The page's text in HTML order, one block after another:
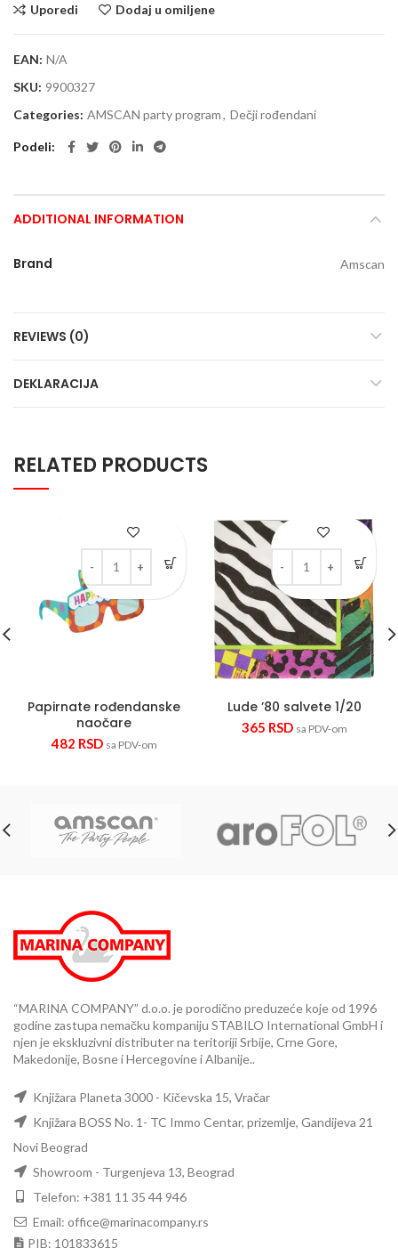
Uporedi Dodaj u omiljene
EAN: N/A
SKU: 9900327
Categories: AMSCAN party program, Dečji rođendani
Podeli
ADDITIONAL INFORMATION
Brand Amscan
REVIEWS (0)
DEKLARACIJA
RELATED PRODUCTS
Papirnate rođendanske
naočare
482 RSD sa PDV-om
Papirnate rođendanske naočare quantity
Lude ’80 salvete 1/20
365 RSD sa PDV-om
Lude '80 salvete 1/20
“MARINA COMPANY” d.o.o. je porodično preduzeće koje od 1996
godine zastupa nemačku kompaniju STABILO International GmbH i
njen je ekskluzivni distributer na teritoriji Srbije, Crne Gore,
Makedonije, Bosne i Hercegovine i Albanije..
Knjižara Planeta 3000 - Kičevska 15, Vračar
Knjižara BOSS No. 1- TC Immo Centar, prizemlje, Gandijeva 21
Novi Beograd
Showroom - Turgenjeva 13, Beograd
Telefon: +381 11 35 44 946
Email: office@marinacompany.rs
PIB: 101833615